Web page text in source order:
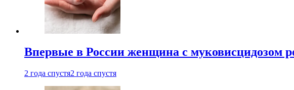
Впервые в России женщина с муковисцидозом
2 года спустя2 года спустя